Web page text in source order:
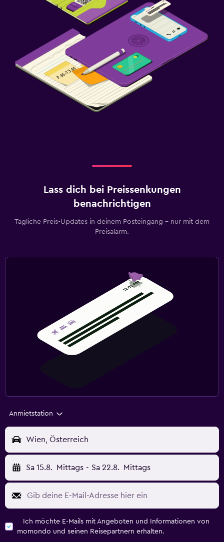
Lass dich bei Preissenkungen
benachrichtigen
Tägliche Preis-Updates in deinem Posteingang – nur mit dem
Preisalarm.
Anmietstation
Wien, Österreich
Sa 15.8. Mittags - Sa 22.8. Mittags
Ich möchte E-Mails mit Angeboten und Informationen von
momondo und seinen Reisepartnern erhalten.